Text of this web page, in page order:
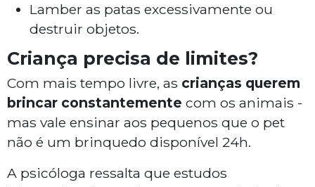
Lamber as patas excessivamente ou
destruir objetos.
Criança precisa de limites?
Com mais tempo livre, as crianças querem
brincar constantemente com os animais -
mas vale ensinar aos pequenos que o pet
não é um brinquedo disponível 24h.
A psicóloga ressalta que estudos